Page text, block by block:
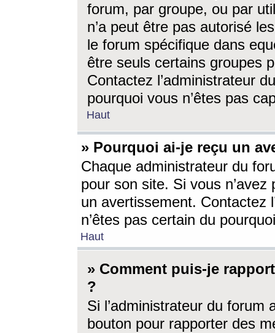
forum, par groupe, ou par
n’a peut être pas autorisé
le forum spécifique dans
être seuls certains groupes
Contactez l’administrateur
pourquoi vous n’êtes pas
Haut
» Pourquoi ai-je reçu un
Chaque administrateur du
pour son site. Si vous
un avertissement. Contactez
n’êtes pas certain du
Haut
» Comment puis-je
?
Si l’administrateur du forum
bouton pour rapporter des